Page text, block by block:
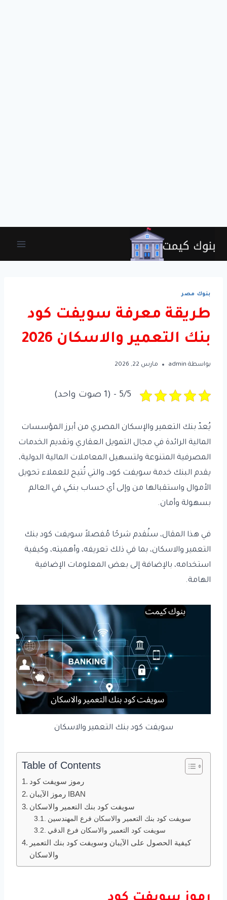
بنوك مصر
طريقة معرفة سويفت كود
بنك التعمير والاسكان 2026
بواسطة admin مارس 22, 2026
5/5 - (1 صوت واحد)
يُعدّ بنك التعمير والإسكان المصري من أبرز المؤسسات
المالية الرائدة في مجال التمويل العقاري وتقديم الخدمات
المصرفية المتنوعة ولتسهيل المعاملات المالية الدولية،
يقدم البنك خدمة سويفت كود، والتي تُتيح للعملاء تحويل
الأموال واستقبالها من وإلى أي حساب بنكي في العالم
بسهولة وأمان.
في هذا المقال، سنُقدم شرحًا مُفصلاً سويفت كود بنك
التعمير والاسكان، بما في ذلك تعريفه، وأهميته، وكيفية
استخدامه، بالإضافة إلى بعض المعلومات الإضافية
الهامة.
سويفت كود بنك التعمير والاسكان
Table of Contents
رموز سويفت كود
رموز الآيبان IBAN
سويفت كود بنك التعمير والاسكان
سويفت كود بنك التعمير والاسكان فرع المهندسين
سويفت كود التعمير والاسكان فرع الدقي
كيفية الحصول على الآيبان وسويفت كود بنك التعمير
والاسكان